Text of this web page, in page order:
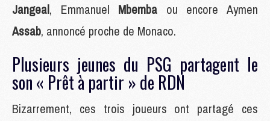
Jangeal, Emmanuel Mbemba ou encore Aymen
Assab, annoncé proche de Monaco.
Plusieurs jeunes du PSG partagent le
son « Prêt à partir » de RDN
Bizarrement, ces trois joueurs ont partagé ces